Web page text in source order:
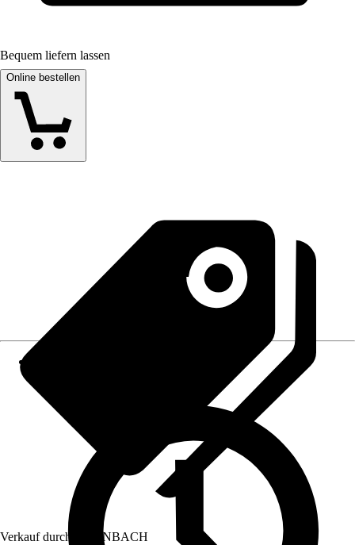
Bequem liefern lassen
Online bestellen
Verkauf durch: HORNBACH